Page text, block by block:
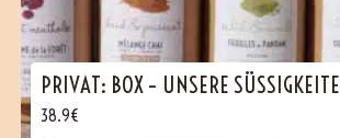
PRIVAT: BOX – UNSERE SÜSSIGKEITEN
38.9€